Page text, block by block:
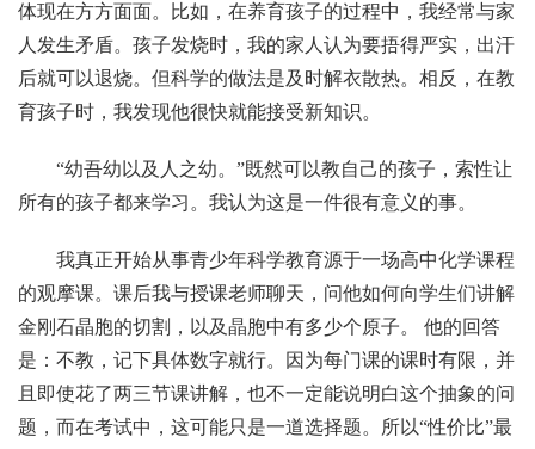
体现在方方面面。比如，在养育孩子的过程中，我经常与家
人发生矛盾。孩子发烧时，我的家人认为要捂得严实，出汗
后就可以退烧。但科学的做法是及时解衣散热。相反，在教
育孩子时，我发现他很快就能接受新知识。
“幼吾幼以及人之幼。”既然可以教自己的孩子，索性让
所有的孩子都来学习。我认为这是一件很有意义的事。
我真正开始从事青少年科学教育源于一场高中化学课程
的观摩课。课后我与授课老师聊天，问他如何向学生们讲解
金刚石晶胞的切割，以及晶胞中有多少个原子。 他的回答
是：不教，记下具体数字就行。因为每门课的课时有限，并
且即使花了两三节课讲解，也不一定能说明白这个抽象的问
题，而在考试中，这可能只是一道选择题。所以“性价比”最